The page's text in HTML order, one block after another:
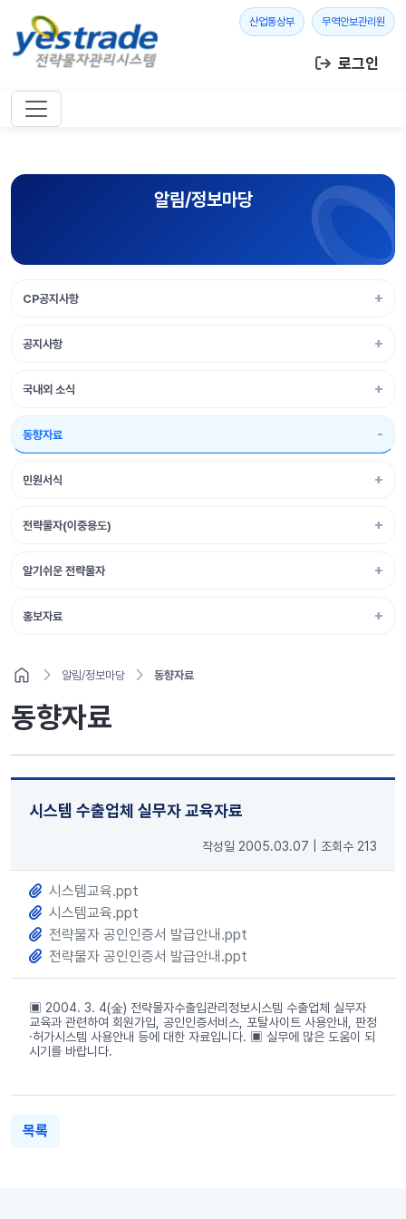
산업통상부새 창 열기무역안보관리원 새
로그인
알림/정보마당
CP공지사항
공지사항
국내외 소식
동향자료
민원서식
전략물자(이중용도)
알기쉬운 전략물자
홍보자료
알림/정보마당 동향자료
동향자료
시스템 수출업체 실무자 교육자료
작성일 2005.03.07 조회수 213
시스템교육.ppt
시스템교육.ppt
전략물자 공인인증서 발급안내.ppt
전략물자 공인인증서 발급안내.ppt
▣ 2004. 3. 4(金) 전략물자수출입관리정보시스템 수출업체 실무자
교육과 관련하여 회원가입, 공인인증서비스, 포탈사이트 사용안내, 판정
·허가시스템 사용안내 등에 대한 자료입니다. ▣ 실무에 많은 도움이 되
시기를 바랍니다.
목록